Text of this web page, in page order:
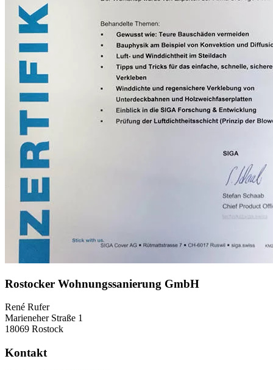
Rostocker Wohnungssanierung GmbH
René Rufer
Marieneher Straße 1
18069 Rostock
Kontakt